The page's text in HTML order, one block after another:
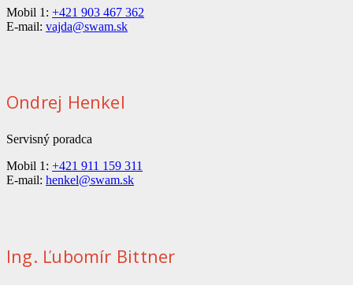
Mobil 1: +421 903 467 362
E-mail: vajda@swam.sk
Ondrej Henkel
Servisný poradca
Mobil 1: +421 911 159 311
E-mail: henkel@swam.sk
Ing. Ľubomír Bittner